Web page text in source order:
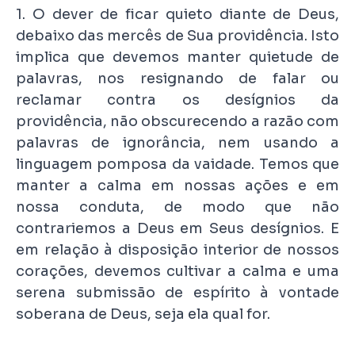
1. O dever de ficar quieto diante de Deus,
debaixo das mercês de Sua providência. Isto
implica que devemos manter quietude de
palavras, nos resignando de falar ou
reclamar contra os desígnios da
providência, não obscurecendo a razão com
palavras de ignorância, nem usando a
linguagem pomposa da vaidade. Temos que
manter a calma em nossas ações e em
nossa conduta, de modo que não
contrariemos a Deus em Seus desígnios. E
em relação à disposição interior de nossos
corações, devemos cultivar a calma e uma
serena submissão de espírito à vontade
soberana de Deus, seja ela qual for.